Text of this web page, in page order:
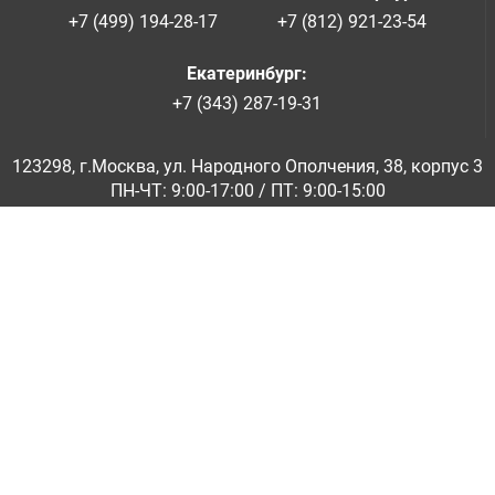
+7 (499) 194-28-17
+7 (812) 921-23-54
Екатеринбург:
+7 (343) 287-19-31
123298, г.Москва, ул. Народного Ополчения, 38, корпус 3
ПН-ЧТ: 9:00-17:00 / ПТ: 9:00-15:00